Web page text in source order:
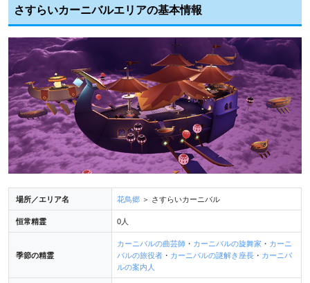
さすらいカーニバルエリアの基本情報
場所／エリア名 花鳥郷 ＞ さすらいカーニバル
恒常精霊 0人
季節の精霊
カーニバルの曲芸師 ・ カーニバルの旋舞家 ・ カーニ
バルの旅役者 ・ カーニバルの謎解き座長 ・ カーニバ
ルの案内人